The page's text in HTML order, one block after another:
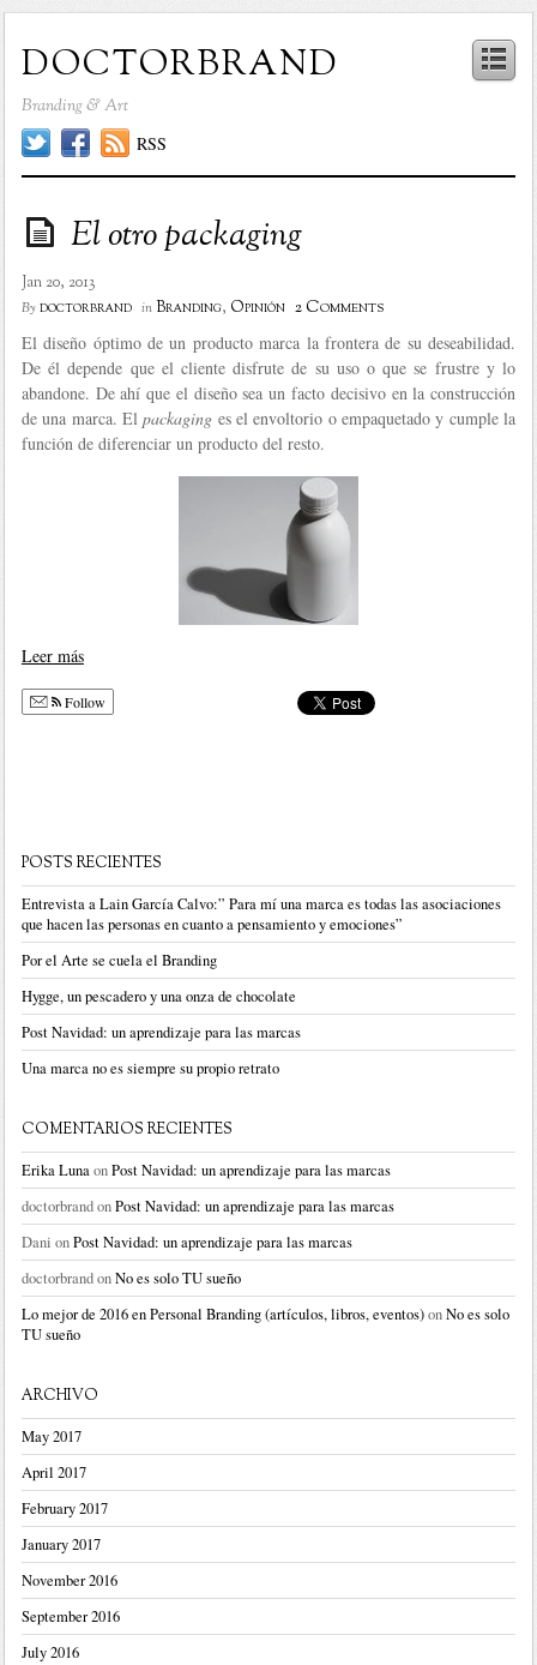
doctorbrand
Branding & Art
RSS
El otro packaging
Jan 20, 2013
Bydoctorbrand in Branding, Opinión 2 Comments
El diseño óptimo de un producto marca la frontera de su deseabilidad.
De él depende que el cliente disfrute de su uso o que se frustre y lo
abandone. De ahí que el diseño sea un facto decisivo en la construcción
de una marca. Elpackaging es el envoltorio o empaquetado y cumple la
función de diferenciar un producto del resto.
Leer más
Follow
POSTS RECIENTES
Entrevista a Lain García Calvo:” Para mí una marca es todas las asociaciones
que hacen las personas en cuanto a pensamiento y emociones”
Por el Arte se cuela el Branding
Hygge, un pescadero y una onza de chocolate
Post Navidad: un aprendizaje para las marcas
Una marca no es siempre su propio retrato
COMENTARIOS RECIENTES
Erika LunaonPost Navidad: un aprendizaje para las marcas
doctorbrandonPost Navidad: un aprendizaje para las marcas
Dani onPost Navidad: un aprendizaje para las marcas
doctorbrandonNo es solo TU sueño
Lo mejor de 2016 en Personal Branding (artículos, libros, eventos)onNo es solo
TU sueño
ARCHIVO
May 2017
April 2017
February 2017
January 2017
November 2016
September 2016
July 2016